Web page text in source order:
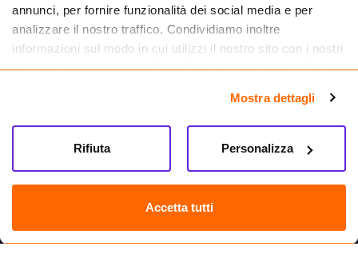
annunci, per fornire funzionalità dei social media e per
analizzare il nostro traffico. Condividiamo inoltre
informazioni sul modo in cui utilizzi il nostro sito con i nostri
partner che si occupano di analisi dei dati web, pubblicità e
informazioni che hai fornito loro o che hanno raccolto dal
tuo utilizzo dei loro servizi.
Mostra dettagli
Accetta tutti
Personalizza
Rifiuta
Farma.it S.a.s. P. IVA 07417261216 REA: NA-884088
CREDITS
Sede legale Via delle Repubbliche Marinare 128, 80147 Napoli